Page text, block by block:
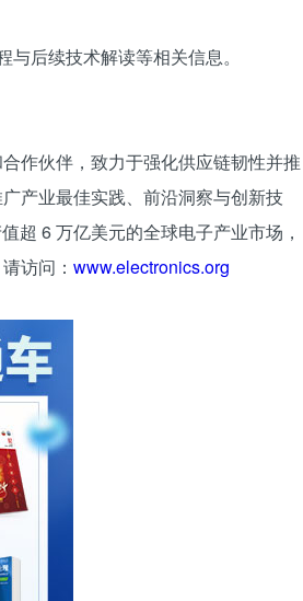
后续技术解读等相关信息。
作伙伴，致力于强化供应链韧性并推
产业最佳实践、前沿洞察与创新技
超 6 万亿美元的全球电子产业市场，
访问： www.electronics.org